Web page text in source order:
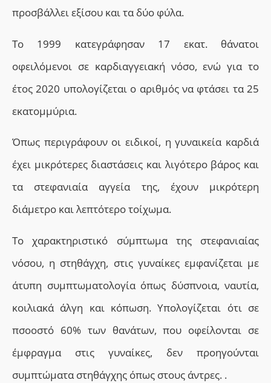
προσβάλλει εξίσου και τα δύο φύλα.
Το 1999 κατεγράφησαν 17 εκατ. θάνατοι
οφειλόμενοι σε καρδιαγγειακή νόσο, ενώ για το
έτος 2020 υπολογίζεται ο αριθμός να φτάσει τα 25
εκατομμύρια.
Όπως περιγράφουν οι ειδικοί, ηγυναικεία καρδιά
έχει μικρότερες διαστάσεις και λιγότερο βάρος και
τα στεφανιαία αγγεία της, έχουν μικρότερη
διάμετρο και λεπτότερο τοίχωμα.
Το χαρακτηριστικό σύμπτωμα της στεφανιαίας
νόσου, η στηθάγχη, στις γυναίκες εμφανίζεται με
άτυπη συμπτωματολογία όπως δύσπνοια, ναυτία,
κοιλιακά άλγη και κόπωση. Υπολογίζεται ότι σε
πσοοστό 60% των θανάτων, που οφείλονται σε
έμφραγμα στις γυναίκες, δεν προηγούνται
συμπτώματα στηθάγχης όπως στους άντρες. .